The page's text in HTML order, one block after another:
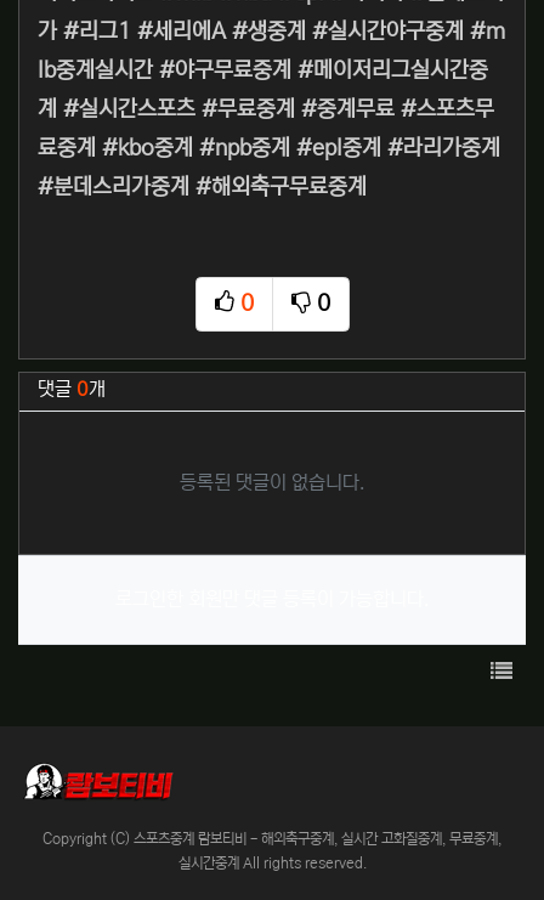
가 #리그1 #세리에A #생중계 #실시간야구중계 #m
lb중계실시간 #야구무료중계 #메이저리그실시간중
계 #실시간스포츠 #무료중계 #중계무료 #스포츠무
료중계 #kbo중계 #npb중계 #epl중계 #라리가중계
#분데스리가중계 #해외축구무료중계
0
추천
0
비추천
관련자료
댓글 0개
등록된 댓글이 없습니다.
목록
Copyright (C) 스포츠중계 람보티비 - 해외축구중계, 실시간 고화질중계, 무료중계,
실시간중계 All rights reserved.